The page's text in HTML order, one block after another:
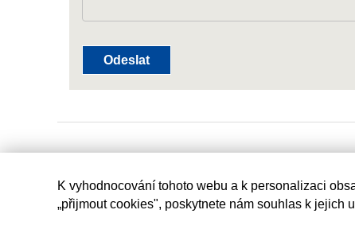
K vyhodnocování tohoto webu a k personalizaci
„přijmout cookies", poskytnete nám souhlas k jejich